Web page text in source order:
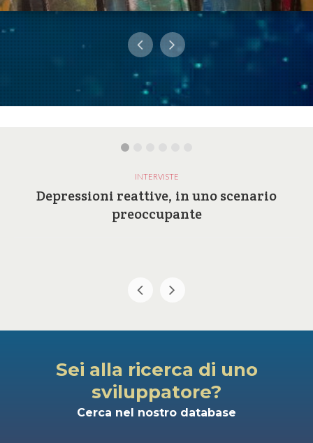
INTERVISTE
Depressioni reattive, in uno scenario
preoccupante
Sei alla ricerca di uno
sviluppatore?
Cerca nel nostro database